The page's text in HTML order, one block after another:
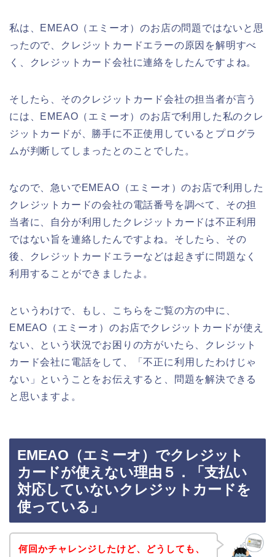
私は、EMEAO（エミーオ）のお店の問題ではないと思
ったので、クレジットカードエラーの原因を解明すべ
く、クレジットカード会社に連絡をしたんですよね。
そしたら、そのクレジットカード会社の担当者が言う
には、EMEAO（エミーオ）のお店で利用した私のクレ
ジットカードが、勝手に不正使用しているとプログラ
ムが判断してしまったとのことでした。
なので、急いでEMEAO（エミーオ）のお店で利用した
クレジットカードの会社の電話番号を調べて、その担
当者に、自分が利用したクレジットカードは不正利用
ではない旨を連絡したんですよね。そしたら、その
後、クレジットカードエラーなどは起きずに問題なく
利用することができましたよ。
というわけで、もし、こちらをご覧の方の中に、
EMEAO（エミーオ）のお店でクレジットカードが使え
ない、という状況でお困りの方がいたら、クレジット
カード会社に電話をして、「不正に利用したわけじゃ
ない」ということをお伝えすると、問題を解決できる
と思いますよ。
EMEAO（エミーオ）でクレジット
カードが使えない理由５．「支払い
対応していないクレジットカードを
使っている」
何回かチャレンジしたけど、どうしても、